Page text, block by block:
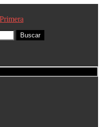
Buscar